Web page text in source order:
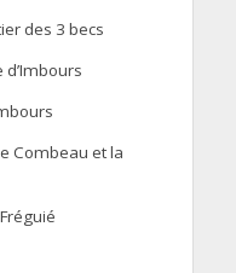
des 3 becs
d’Imbours
Combeau et la